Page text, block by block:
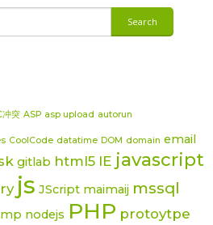
冲突 ASP asp upload autorun
CoolCode datatime DOM domain email
gitlab html5 IE javascript
js JScript maimaij mssql
nodejs PHP protoytpe